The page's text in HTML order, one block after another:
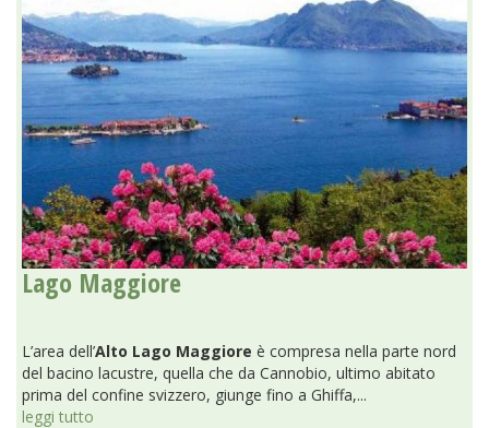
Lago Maggiore
L’area dell’Alto Lago Maggiore è compresa nella parte nord
del bacino lacustre, quella che da Cannobio, ultimo abitato
prima del confine svizzero, giunge fino a Ghiffa,...
leggi tutto